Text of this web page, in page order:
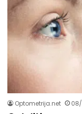
Optometrija.net